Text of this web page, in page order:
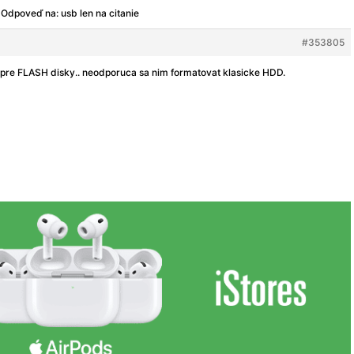
Odpoveď na: usb len na citanie
#353805
FLASH disky.. neodporuca sa nim formatovat klasicke HDD.